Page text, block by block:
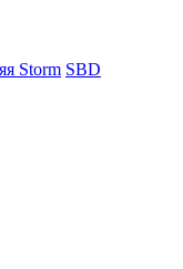
Storm SBD